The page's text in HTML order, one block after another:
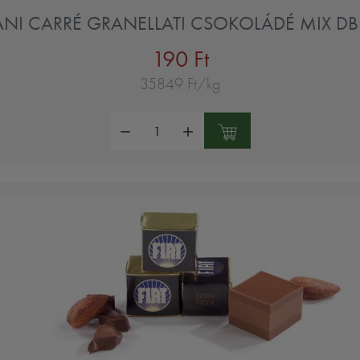
CARRÉ GRANELLATI CSOKOLÁDÉ MIX
190 Ft
35849 Ft/kg